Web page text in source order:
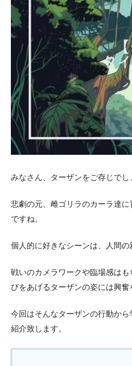
みなさん、ターザンをご存じでし
悲劇の元、雌ゴリラのカーラ達
ですね。
個人的に好きなシーンは、人間
戦いのカメラワークや臨場感は
びをあげるターザンの姿には興奮
今回はそんなターザンの行動か
紹介致します。